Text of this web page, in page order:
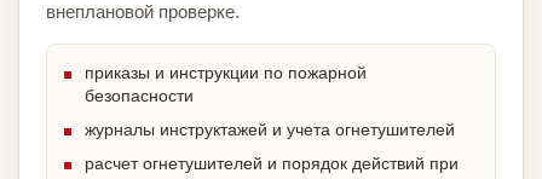
внеплановой проверке.
приказы и инструкции по пожарной
безопасности
журналы инструктажей и учета огнетушителей
расчет огнетушителей и порядок действий при